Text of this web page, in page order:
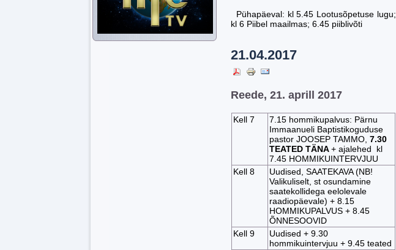
Pühapäeval: kl 5.45 Lootusõpetuse lugu;
kl 6 Piibel maailmas; 6.45 piiblivõti
21.04.2017
Reede, 21. aprill 2017
Kell 7
7.15 hommikupalvus: Pärnu
Immaanueli Baptistikoguduse
pastor JOOSEP TAMMO, 7.30
TEATED TÄNA+ ajalehed kl
7.45 HOMMIKUINTERVJUU
Kell 8
Uudised, SAATEKAVA (NB!
Valikuliselt, st osundamine
saatekollidega eelolevale
raadiopäevale) + 8.15
HOMMIKUPALVUS + 8.45
ÕNNESOOVID
Kell 9
Uudised + 9.30
hommikuintervjuu + 9.45 teated